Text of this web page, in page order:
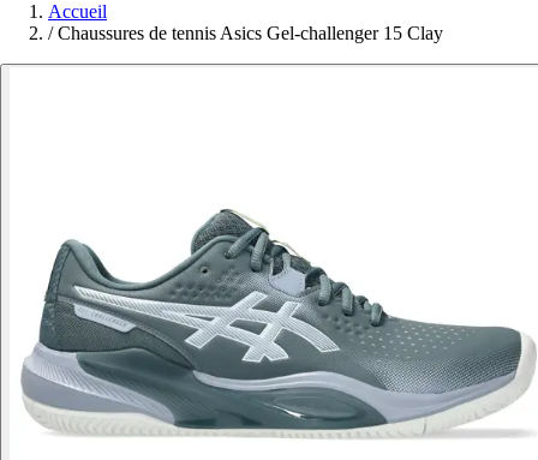
Accueil
/ Chaussures de tennis Asics Gel-challenger 15 Clay